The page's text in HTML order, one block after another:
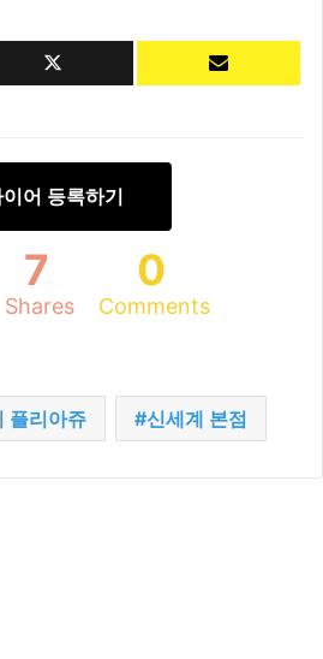
이어 등록하기
7
Shares
0
Comments
플리아쥬 신세계 본점